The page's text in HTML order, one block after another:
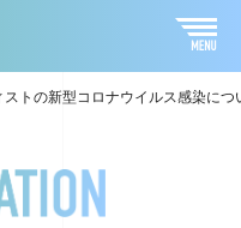
トの新型コロナウイルス感染につ